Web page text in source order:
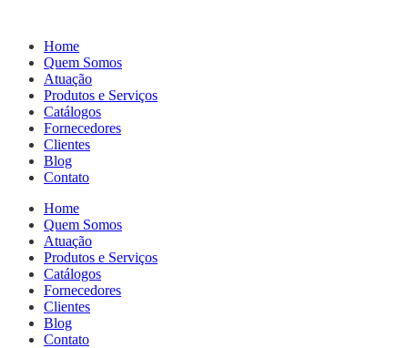
Home
Quem Somos
Atuação
Produtos e Serviços
Catálogos
Fornecedores
Clientes
Blog
Contato
Home
Quem Somos
Atuação
Produtos e Serviços
Catálogos
Fornecedores
Clientes
Blog
Contato